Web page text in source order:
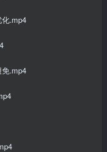
.mp4
.mp4